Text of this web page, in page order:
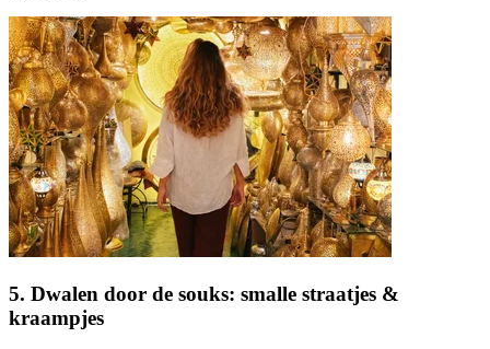
5. Dwalen door de souks: smalle straatjes &
kraampjes